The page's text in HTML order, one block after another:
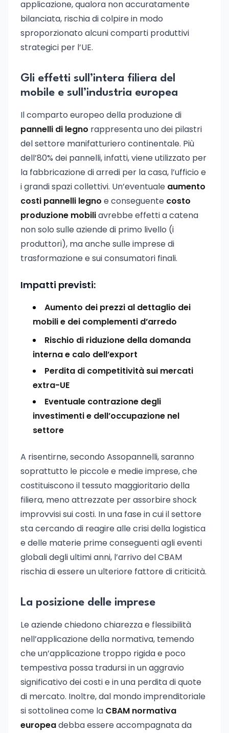
applicazione, qualora non accuratamente
bilanciata, rischia di colpire in modo
sproporzionato alcuni comparti produttivi
strategici per l’UE.
Gli effetti sull’intera filiera del
mobile e sull’industria europea
Il comparto europeo della produzione di
pannelli di legno rappresenta uno dei pilastri
del settore manifatturiero continentale. Più
dell’80% dei pannelli, infatti, viene utilizzato per
la fabbricazione di arredi per la casa, l’ufficio e
i grandi spazi collettivi. Un’eventuale aumento
costi pannelli legno e conseguente costo
produzione mobiliavrebbe effetti a catena
non solo sulle aziende di primo livello (i
produttori), ma anche sulle imprese di
trasformazione e sui consumatori finali.
Impatti previsti:
Aumento dei prezzi al dettaglio dei
mobili e dei complementi d’arredo
Rischio di riduzione della domanda
interna e calo dell’export
Perdita di competitività sui mercati
extra-UE
Eventuale contrazione degli
investimenti e dell’occupazione nel
settore
A risentirne, secondo Assopannelli, saranno
soprattutto le piccole e medie imprese, che
costituiscono il tessuto maggioritario della
filiera, meno attrezzate per assorbire shock
improvvisi sui costi. In una fase in cui il settore
sta cercando di reagire alle crisi della logistica
e delle materie prime conseguenti agli eventi
globali degli ultimi anni, l’arrivo del CBAM
rischia di essere un ulteriore fattore di criticità.
La posizione delle imprese
Le aziende chiedono chiarezza e flessibilità
nell’applicazione della normativa, temendo
che un’applicazione troppo rigida e poco
tempestiva possa tradursi in un aggravio
significativo dei costi e in una perdita di quote
di mercato. Inoltre, dal mondo imprenditoriale
si sottolinea come la CBAM normativa
europeadebba essere accompagnata da